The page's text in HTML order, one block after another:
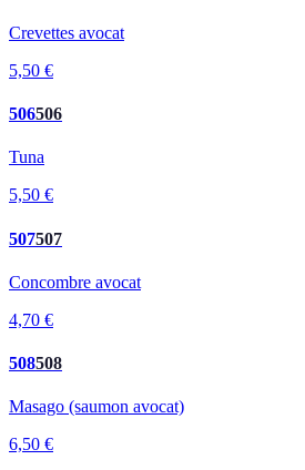
Crevettes avocat
5,50 €
506506
Tuna
5,50 €
507507
Concombre avocat
4,70 €
508508
Masago (saumon avocat)
6,50 €